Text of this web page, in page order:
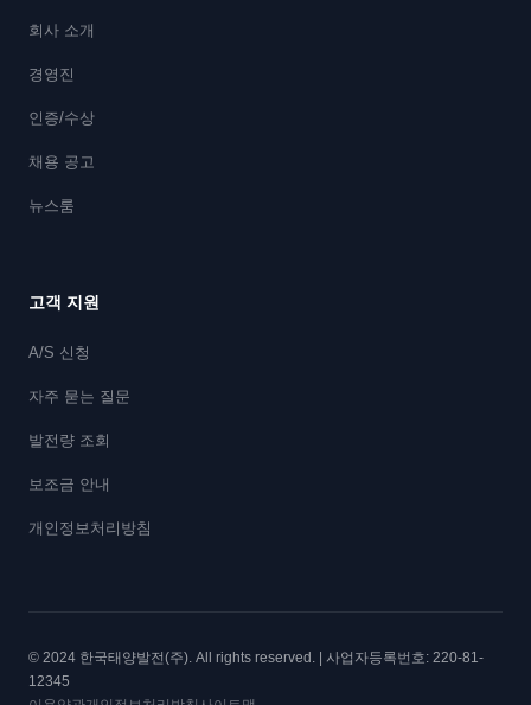
회사 소개
경영진
인증/수상
채용 공고
뉴스룸
고객 지원
A/S 신청
자주 묻는 질문
발전량 조회
보조금 안내
개인정보처리방침
© 2024 한국태양발전(주). All rights reserved. | 사업자등록번호: 220-81-
12345